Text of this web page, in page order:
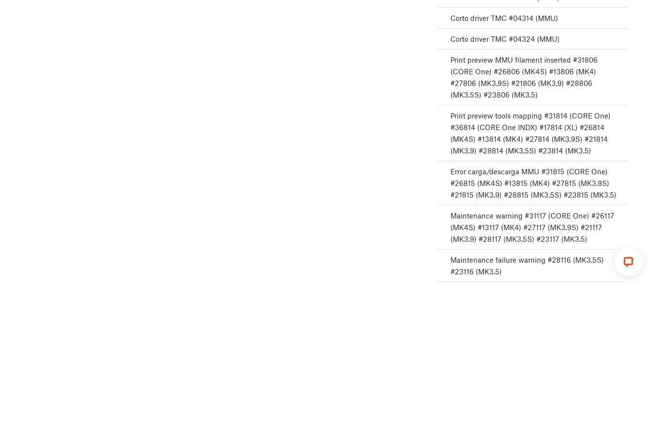
Corto driver TMC #04314 (MMU)
Corto driver TMC #04324 (MMU)
Print preview MMU filament inserted #31806
(CORE One) #26806 (MK4S) #13806 (MK4)
#27806 (MK3.9S) #21806 (MK3.9) #28806
(MK3.5S) #23806 (MK3.5)
Print preview tools mapping #31814 (CORE One)
#36814 (CORE One INDX) #17814 (XL) #26814
(MK4S) #13814 (MK4) #27814 (MK3.9S) #21814
(MK3.9) #28814 (MK3.5S) #23814 (MK3.5)
Error carga/descarga MMU #31815 (CORE One)
#26815 (MK4S) #13815 (MK4) #27815 (MK3.9S)
#21815 (MK3.9) #28815 (MK3.5S) #23815 (MK3.5)
Maintenance warning #31117 (CORE One) #26117
(MK4S) #13117 (MK4) #27117 (MK3.9S) #21117
(MK3.9) #28117 (MK3.5S) #23117 (MK3.5)
Maintenance failure warning #28116 (MK3.5S)
#23116 (MK3.5)